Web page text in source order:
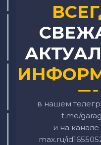
в нашем
t.me/
и на канале
max.ru/